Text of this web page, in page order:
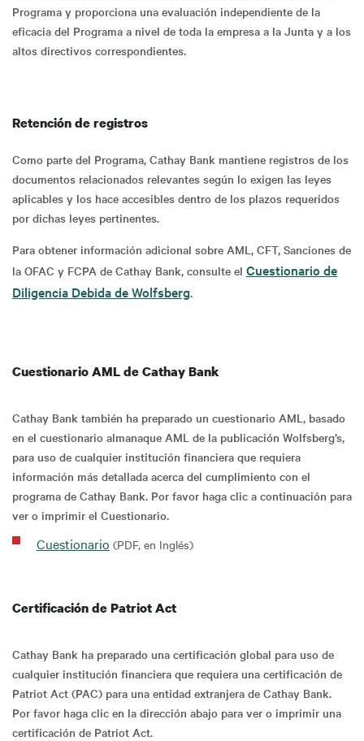
Programa y proporciona una evaluación independiente de la
eficacia del Programa a nivel de toda la empresa a la Junta y a los
altos directivos correspondientes.
Retención de registros
Como parte del Programa, Cathay Bank mantiene registros de los
documentos relacionados relevantes según lo exigen las leyes
aplicables y los hace accesibles dentro de los plazos requeridos
por dichas leyes pertinentes.
Para obtener información adicional sobre AML, CFT, Sanciones de
la OFAC y FCPA de Cathay Bank, consulte el Cuestionario de
Diligencia Debida de Wolfsberg.
Cuestionario AML de Cathay Bank
Cathay Bank también ha preparado un cuestionario AML, basado
en el cuestionario almanaque AML de la publicación Wolfsberg’s,
para uso de cualquier institución financiera que requiera
información más detallada acerca del cumplimiento con el
programa de Cathay Bank. Por favor haga clic a continuación para
ver o imprimir el Cuestionario.
Cuestionario (PDF, en Inglés)
Certificación de Patriot Act
Cathay Bank ha preparado una certificación global para uso de
cualquier institución financiera que requiera una certificación de
Patriot Act (PAC) para una entidad extranjera de Cathay Bank.
Por favor haga clic en la dirección abajo para ver o imprimir una
certificación de Patriot Act.